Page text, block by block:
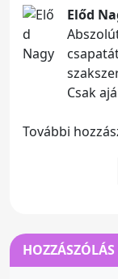
Előd
Csak
További